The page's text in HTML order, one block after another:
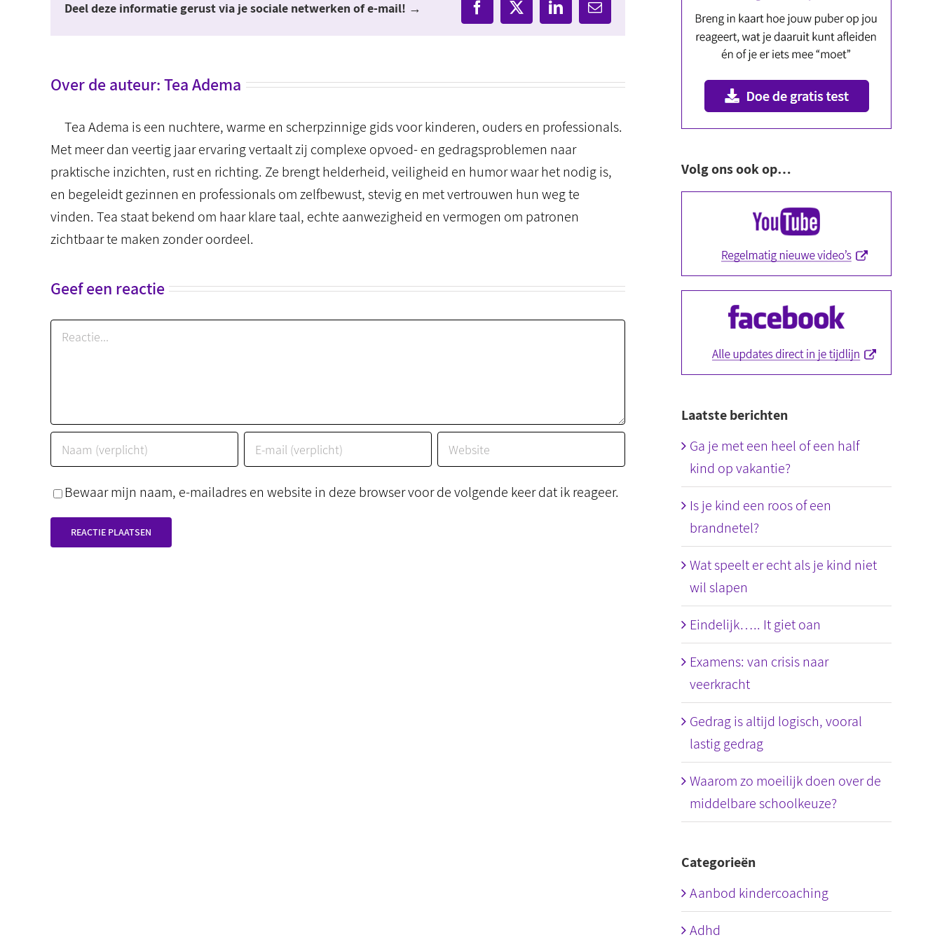
Deel deze informatie gerust via je sociale netwerken of e-mail! → Facebook
X LinkedIn
E-
mail
Over de auteur:Tea Adema
Tea Adema is een nuchtere, warme en scherpzinnige gids voor kinderen, ouders en professionals.
Met meer dan veertig jaar ervaring vertaalt zij complexe opvoed- en gedragsproblemen naar
praktische inzichten, rust en richting. Ze brengt helderheid, veiligheid en humor waar het nodig is,
en begeleidt gezinnen en professionals om zelfbewust, stevig en met vertrouwen hun weg te
vinden. Tea staat bekend om haar klare taal, echte aanwezigheid en vermogen om patronen
zichtbaar te maken zonder oordeel.
Geef een reactie
Reactie
Bewaar mijn naam, e-mailadres en website in deze browser voor de volgende keer dat ik reageer.
Volg ons ook op…
Laatste berichten
Ga je met een heel of een half
kind op vakantie?
Is je kind een roos of een
brandnetel?
Wat speelt er echt als je kind niet
wil slapen
Eindelijk….. It giet oan
Examens: van crisis naar
veerkracht
Gedrag is altijd logisch, vooral
lastig gedrag
Waarom zo moeilijk doen over de
middelbare schoolkeuze?
Categorieën
Aanbod kindercoaching
Adhd